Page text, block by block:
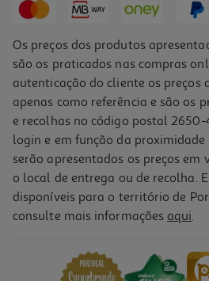
Chá Plantanatur Barriguinha 10 Saq
Os preços dos produtos
são os praticados nas compras
autenticação do cliente os preços
apenas como referência e são os
e recolhas no código postal
login e em função da
serão apresentados os preços em
o local de entrega ou de recolha.
disponíveis para o território de
consulte mais informações aqui.